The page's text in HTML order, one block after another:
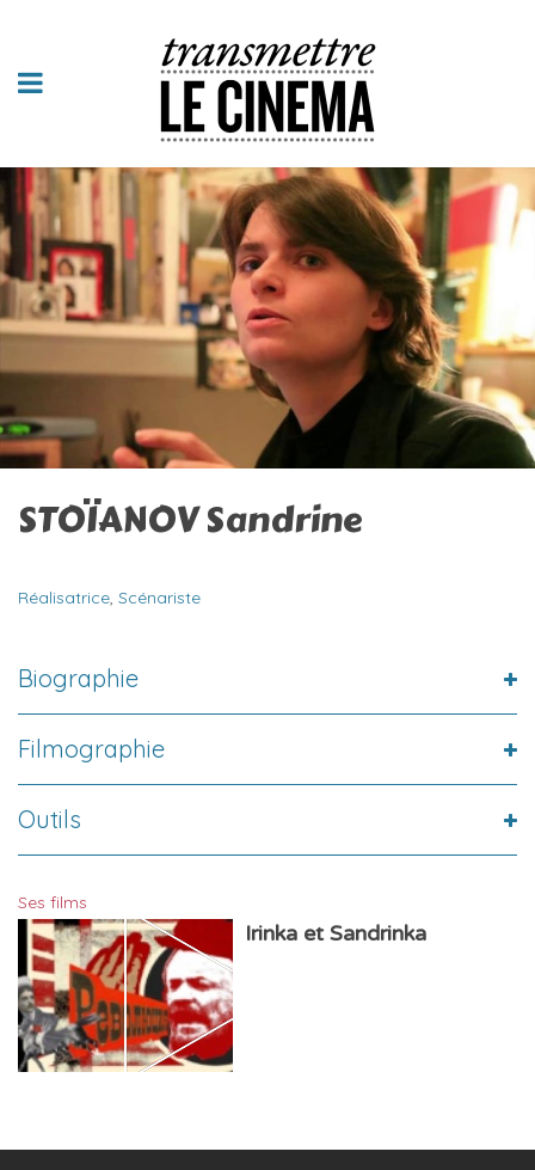
STOÏANOV Sandrine
Réalisatrice, Scénariste
Biographie
Filmographie
Outils
Ses films
Irinka et Sandrinka